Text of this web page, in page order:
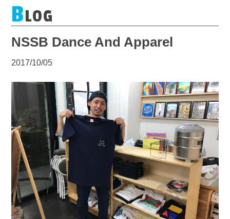
BLOG
NSSB Dance And Apparel
2017/10/05